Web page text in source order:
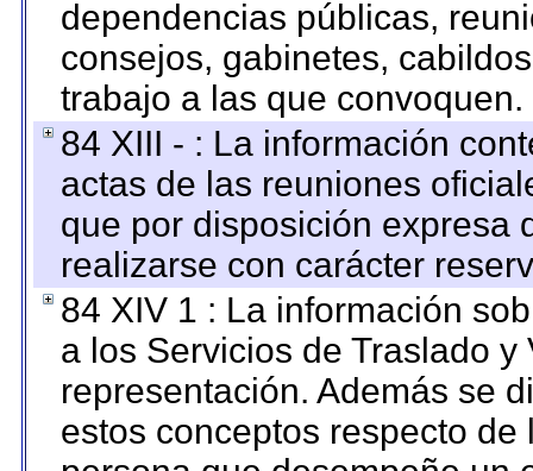
dependencias públicas,
consejos, gabinetes,
trabajo a las que convoquen.
84 XIII - : La información
actas de las reuniones
que por disposición expresa
realizarse con carácter
84 XIV 1 : La información
a los Servicios de Traslado
representación. Además se
estos conceptos respecto